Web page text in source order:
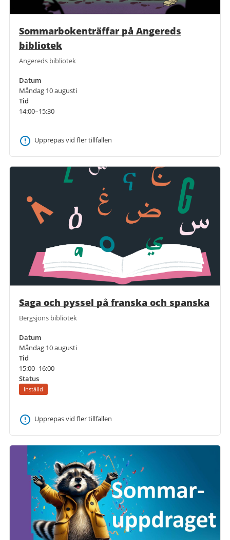
Sommarbokenträffar på Angereds
bibliotek
Angereds bibliotek
Datum
Måndag 10 augusti
Tid
14:00–15:30
Upprepas vid fler tillfällen
Saga och pyssel på franska och spanska
Bergsjöns bibliotek
Datum
Måndag 10 augusti
Tid
15:00–16:00
Status
Inställd
Upprepas vid fler tillfällen